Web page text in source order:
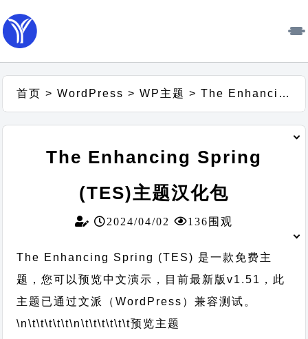
首页 >WordPress >WP主题 >The Enhancing Spring (TES)主题汉化包
The Enhancing Spring
(TES)主题汉化包
2024/04/02 136围观
The Enhancing Spring (TES) 是一款免费主
题，您可以预览中文演示，目前最新版v1.51，此
主题已通过文派（WordPress）兼容测试。
\n\t\t\t\t\t\n\t\t\t\t\t\t预览主题